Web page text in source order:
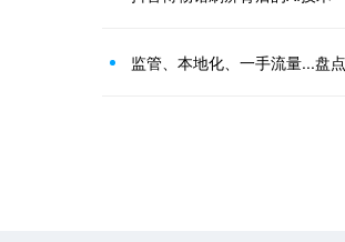
监管、本地化、一手流量...盘